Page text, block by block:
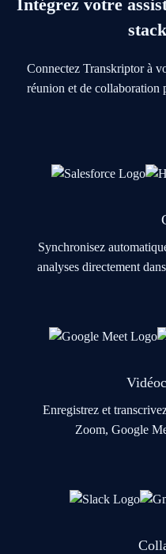
Intégrez votre
Connectez Transkriptor à
réunion et de collaboration
Synchronisez
analyses directement
Enregistrez et
Zoom, Google